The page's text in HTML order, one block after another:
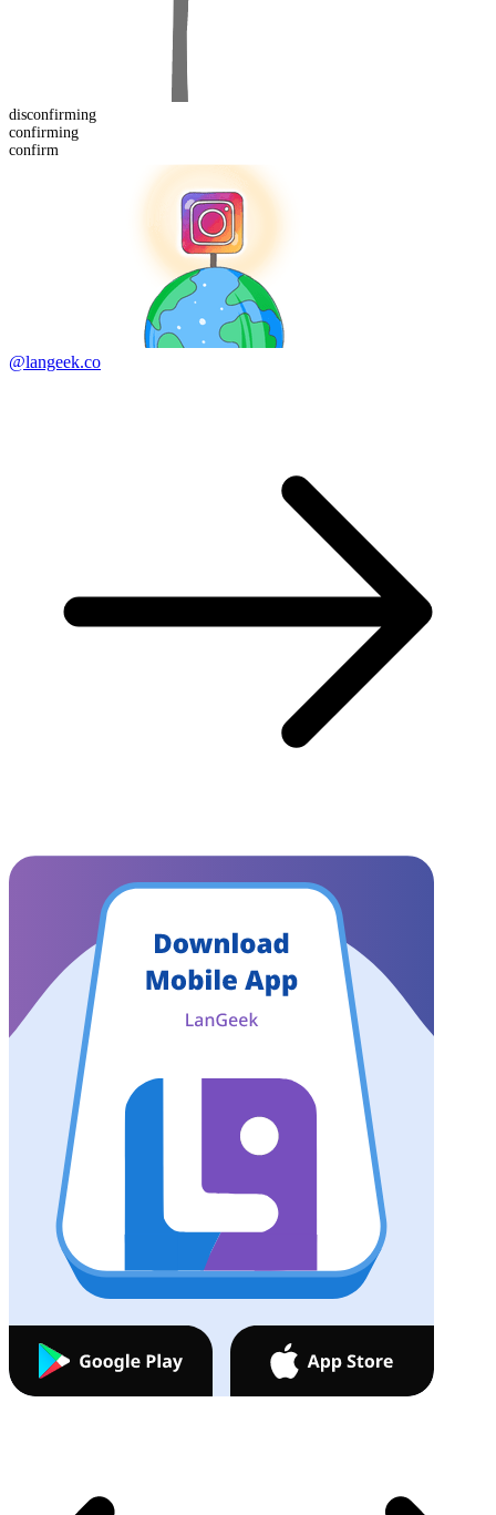
disconfirming
confirming
confirm
@langeek.co